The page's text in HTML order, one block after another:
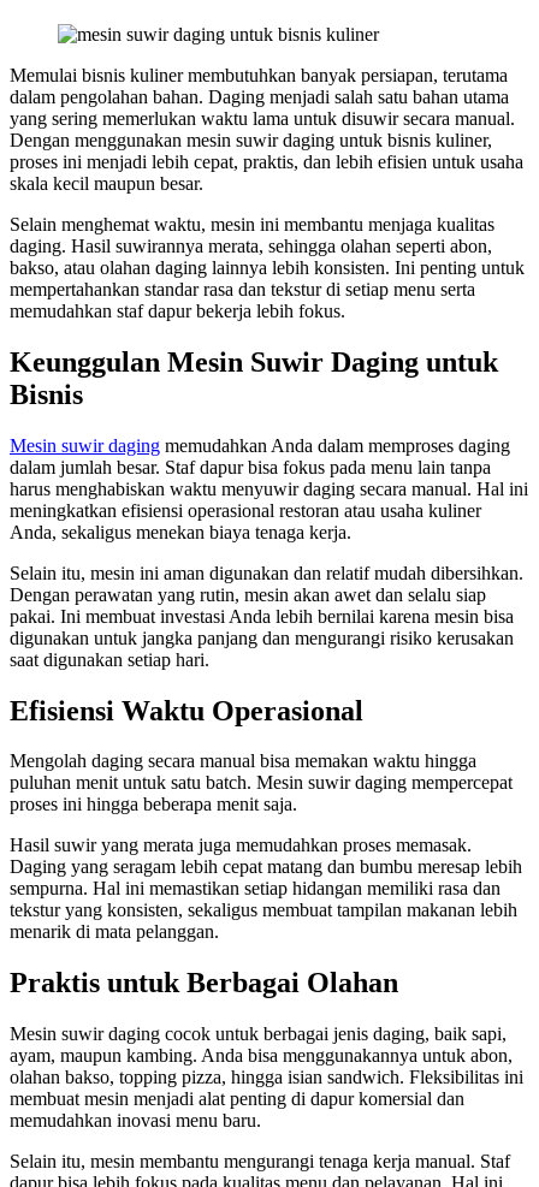
Memulai bisnis kuliner membutuhkan banyak persiapan, terutama
dalam pengolahan bahan. Daging menjadi salah satu bahan utama
yang sering memerlukan waktu lama untuk disuwir secara manual.
Dengan menggunakan mesin suwir daging untuk bisnis kuliner,
proses ini menjadi lebih cepat, praktis, dan lebih efisien untuk usaha
skala kecil maupun besar.
Selain menghemat waktu, mesin ini membantu menjaga kualitas
daging. Hasil suwirannya merata, sehingga olahan seperti abon,
bakso, atau olahan daging lainnya lebih konsisten. Ini penting untuk
mempertahankan standar rasa dan tekstur di setiap menu serta
memudahkan staf dapur bekerja lebih fokus.
Keunggulan Mesin Suwir Daging untuk
Bisnis
Mesin suwir daging memudahkan Anda dalam memproses daging
dalam jumlah besar. Staf dapur bisa fokus pada menu lain tanpa
harus menghabiskan waktu menyuwir daging secara manual. Hal ini
meningkatkan efisiensi operasional restoran atau usaha kuliner
Anda, sekaligus menekan biaya tenaga kerja.
Selain itu, mesin ini aman digunakan dan relatif mudah dibersihkan.
Dengan perawatan yang rutin, mesin akan awet dan selalu siap
pakai. Ini membuat investasi Anda lebih bernilai karena mesin bisa
digunakan untuk jangka panjang dan mengurangi risiko kerusakan
saat digunakan setiap hari.
Efisiensi Waktu Operasional
Mengolah daging secara manual bisa memakan waktu hingga
puluhan menit untuk satu batch. Mesin suwir daging mempercepat
proses ini hingga beberapa menit saja.
Hasil suwir yang merata juga memudahkan proses memasak.
Daging yang seragam lebih cepat matang dan bumbu meresap lebih
sempurna. Hal ini memastikan setiap hidangan memiliki rasa dan
tekstur yang konsisten, sekaligus membuat tampilan makanan lebih
menarik di mata pelanggan.
Praktis untuk Berbagai Olahan
Mesin suwir daging cocok untuk berbagai jenis daging, baik sapi,
ayam, maupun kambing. Anda bisa menggunakannya untuk abon,
olahan bakso, topping pizza, hingga isian sandwich. Fleksibilitas ini
membuat mesin menjadi alat penting di dapur komersial dan
memudahkan inovasi menu baru.
Selain itu, mesin membantu mengurangi tenaga kerja manual. Staf